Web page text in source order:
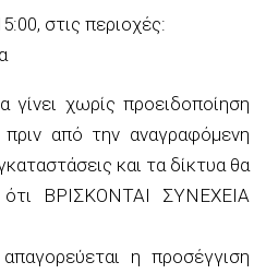
στις περιοχές:
χωρίς προειδοποίηση
πριν από την αναγραφόμενη
και τα δίκτυα θα
ΒΡΙΣΚΟΝΤΑΙ ΣΥΝΕΧΕΙΑ
η προσέγγιση